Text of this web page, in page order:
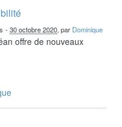
-30 octobre 2020, par Dominique
offre de nouveaux